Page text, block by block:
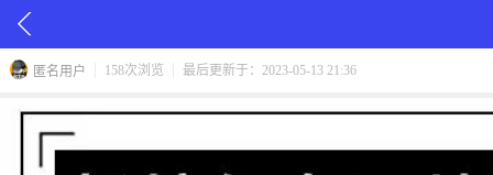
匿名用户 158次浏览 最后更新于：2023-05-13 21:36